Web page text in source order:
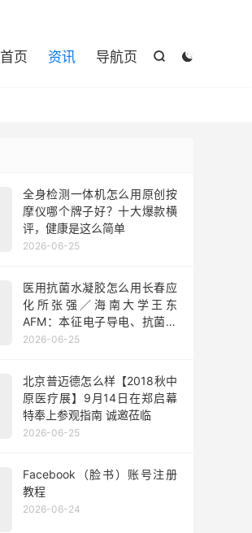


首页 资讯 导航页
全身检测一体机怎么用原创按
摩仪哪个牌子好？十大爆款横
评，健康是这么简单
2026-06-25
医用抗菌水凝胶怎么用长春应
化所张强／海南大学王东
AFM：本征电子导电、抗菌、
抗膨胀水凝胶！可用作生物电
2026-06-25
北京普迈德怎么样【2018秋中
原医疗展】9月14日在郑启幕
特奉上参观指南 诚邀莅临
2026-06-25
Facebook（脸书）账号注册
教程
2026-06-24